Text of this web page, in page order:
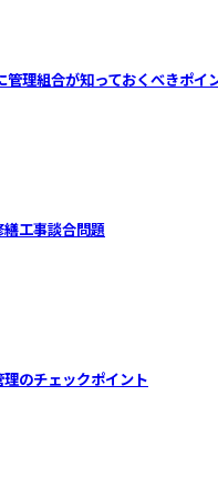
理組合が知っておくべきポイ
工事談合問題
のチェックポイント